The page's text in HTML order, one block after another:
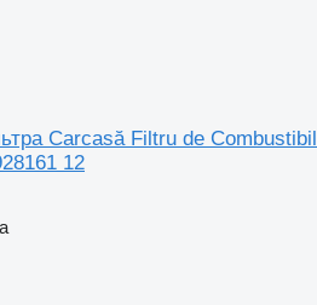
Carcasă Filtru de Combustibil
12